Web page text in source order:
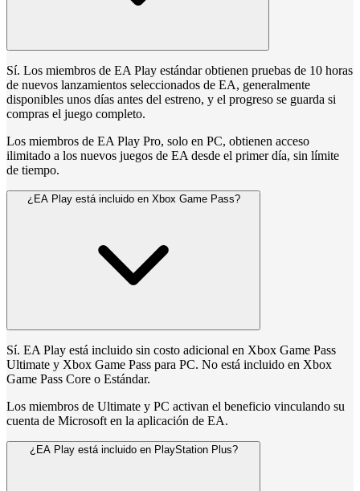
Sí. Los miembros de EA Play estándar obtienen pruebas de 10 horas
de nuevos lanzamientos seleccionados de EA, generalmente
disponibles unos días antes del estreno, y el progreso se guarda si
compras el juego completo.
Los miembros de EA Play Pro, solo en PC, obtienen acceso
ilimitado a los nuevos juegos de EA desde el primer día, sin límite
de tiempo.
¿EA Play está incluido en Xbox Game Pass?
Sí. EA Play está incluido sin costo adicional en Xbox Game Pass
Ultimate y Xbox Game Pass para PC. No está incluido en Xbox
Game Pass Core o Estándar.
Los miembros de Ultimate y PC activan el beneficio vinculando su
cuenta de Microsoft en la aplicación de EA.
¿EA Play está incluido en PlayStation Plus?